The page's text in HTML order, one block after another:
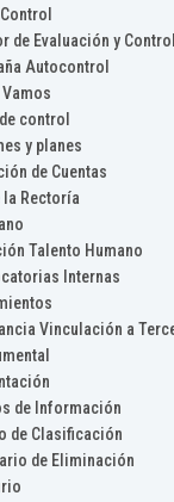
de Evaluación y Control
Autocontrol
control
y planes
de Cuentas
la Rectoría
Talento Humano
Internas
Vinculación a
de Información
de Clasificación
de Eliminación